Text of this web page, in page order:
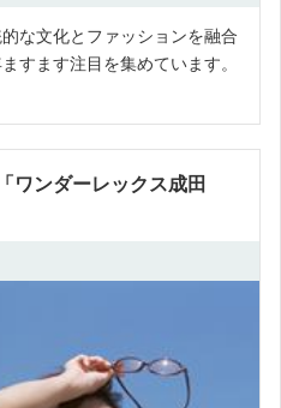
な文化とファッションを融合
すます注目を集めています。
ワンダーレックス成田